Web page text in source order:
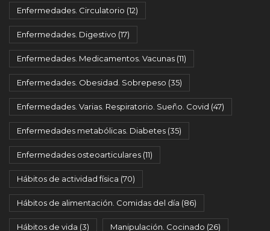
Enfermedades. Circulatorio (12)
Enfermedades. Digestivo (17)
Enfermedades. Medicamentos. Vacunas (11)
Enfermedades. Obesidad. Sobrepeso (35)
Enfermedades. Varias. Respiratorio. Sueño. Covid (47)
Enfermedades metabólicas. Diabetes (35)
Enfermedades osteoarticulares (11)
Hábitos de actividad física (70)
Hábitos de alimentación. Comidas del día (86)
Hábitos de vida (3) Manipulación. Cocinado (26)